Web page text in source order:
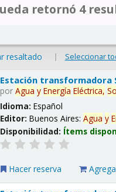
retornó 4
resaltado | Seleccionar
Estación transformadora
porAgua y Energía Eléctrica,
Idioma:Español
Editor:Buenos Aires:Agua y
Disponibilidad: Ítems
Hacer reserva